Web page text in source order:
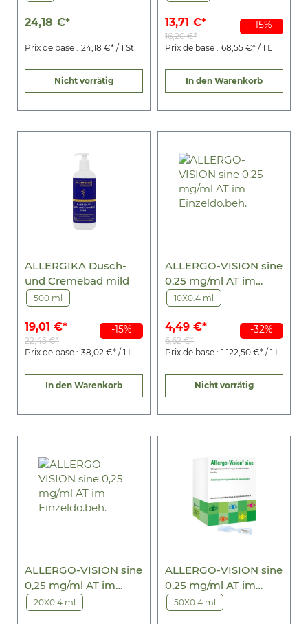
24,18 €*
Prix de base : 24,18 €* / 1 St
Nicht vorrätig
-15%
13,71 €*
16,20 €*
Prix de base : 68,55 €* / 1 L
In den Warenkorb
-15%
ALLERGIKA Dusch-
und Cremebad mild
500 ml
19,01 €*
22,45 €*
Prix de base : 38,02 €* / 1 L
In den Warenkorb
-32%
ALLERGO-VISION sine
0,25 mg/ml AT im
Einzeldo.beh.
10X0.4 ml
4,49 €*
6,62 €*
Prix de base : 1.122,50 €* / 1 L
Nicht vorrätig
ALLERGO-VISION sine
0,25 mg/ml AT im
Einzeldo.beh.
20X0.4 ml
ALLERGO-VISION sine
0,25 mg/ml AT im
Einzeldo.beh.
50X0.4 ml